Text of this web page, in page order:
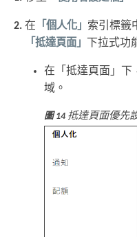
在 「個人化」 索引標籤
「抵達頁面」
下拉式功
在「抵達頁面」下
域。
圖 14 抵達頁面優先